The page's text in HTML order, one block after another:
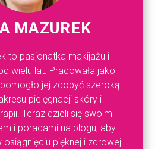
MAZUREK
to pasjonatka makijażu i
wielu lat. Pracowała jako
jej zdobyć szeroką
pielęgnacji skóry i
Teraz dzieli się swoim
i poradami na blogu, aby
pięknej i zdrowej